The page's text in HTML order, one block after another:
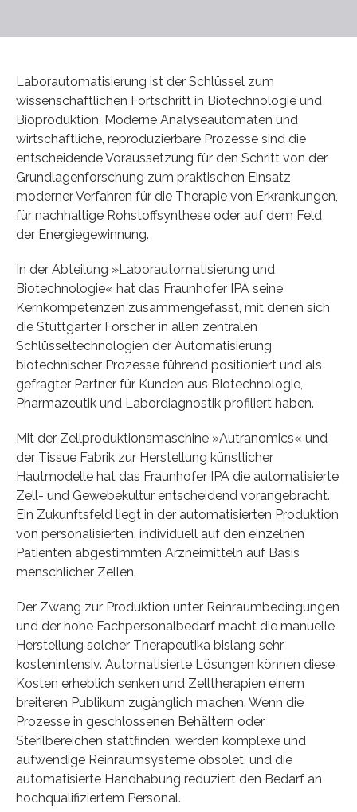
Laborautomatisierung ist der Schlüssel zum
wissenschaftlichen Fortschritt in Biotechnologie und
Bioproduktion. Moderne Analyseautomaten und
wirtschaftliche, reproduzierbare Prozesse sind die
entscheidende Voraussetzung für den Schritt von der
Grundlagenforschung zum praktischen Einsatz
moderner Verfahren für die Therapie von Erkrankungen,
für nachhaltige Rohstoffsynthese oder auf dem Feld
der Energiegewinnung.
In der Abteilung »Laborautomatisierung und
Biotechnologie« hat das Fraunhofer IPA seine
Kernkompetenzen zusammengefasst, mit denen sich
die Stuttgarter Forscher in allen zentralen
Schlüsseltechnologien der Automatisierung
biotechnischer Prozesse führend positioniert und als
gefragter Partner für Kunden aus Biotechnologie,
Pharmazeutik und Labordiagnostik profiliert haben.
Mit der Zellproduktionsmaschine »Autranomics« und
der Tissue Fabrik zur Herstellung künstlicher
Hautmodelle hat das Fraunhofer IPA die automatisierte
Zell- und Gewebekultur entscheidend vorangebracht.
Ein Zukunftsfeld liegt in der automatisierten Produktion
von personalisierten, individuell auf den einzelnen
Patienten abgestimmten Arzneimitteln auf Basis
menschlicher Zellen.
Der Zwang zur Produktion unter Reinraumbedingungen
und der hohe Fachpersonalbedarf macht die manuelle
Herstellung solcher Therapeutika bislang sehr
kostenintensiv. Automatisierte Lösungen können diese
Kosten erheblich senken und Zelltherapien einem
breiteren Publikum zugänglich machen. Wenn die
Prozesse in geschlossenen Behältern oder
Sterilbereichen stattfinden, werden komplexe und
aufwendige Reinraumsysteme obsolet, und die
automatisierte Handhabung reduziert den Bedarf an
hochqualifiziertem Personal.